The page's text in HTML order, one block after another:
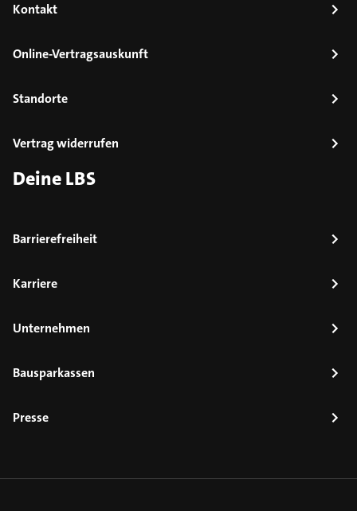
Kontakt
Online-Vertragsauskunft
Standorte
Vertrag widerrufen
Deine LBS
Barrierefreiheit
Karriere
Unternehmen
Bausparkassen
Presse